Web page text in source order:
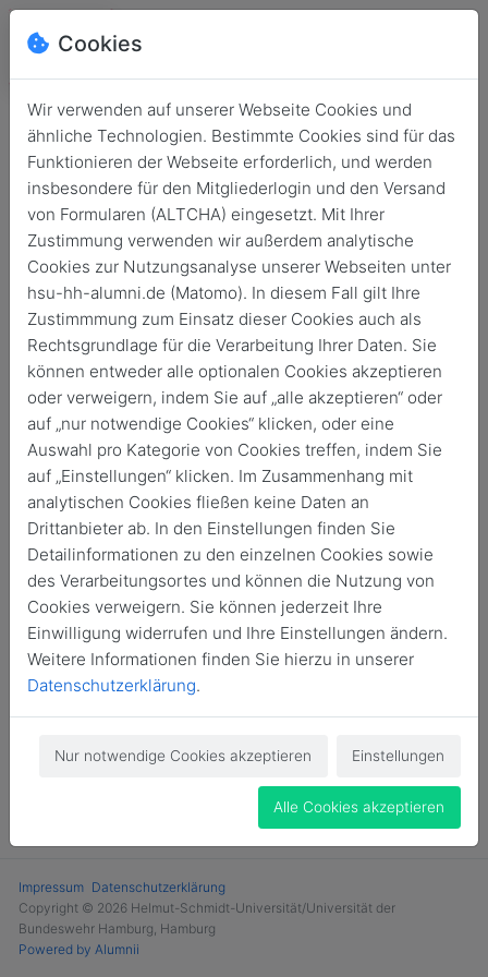
Login
Keine Zugangsdaten?
Login
Jetzt Mitglied werden
Impressum Datenschutzerklärung
Copyright © 2026 Helmut-Schmidt-Universität/Universität der
Bundeswehr Hamburg, Hamburg
Powered by Alumnii
Cookies
Wir verwenden auf unserer Webseite Cookies und
ähnliche Technologien. Bestimmte Cookies sind für das
Funktionieren der Webseite erforderlich, und werden
insbesondere für den Mitgliederlogin und den Versand
von Formularen (ALTCHA) eingesetzt. Mit Ihrer
Zustimmung verwenden wir außerdem analytische
Cookies zur Nutzungsanalyse unserer Webseiten unter
hsu-hh-alumni.de (Matomo). In diesem Fall gilt Ihre
Zustimmmung zum Einsatz dieser Cookies auch als
Rechtsgrundlage für die Verarbeitung Ihrer Daten. Sie
können entweder alle optionalen Cookies akzeptieren
oder verweigern, indem Sie auf „alle akzeptieren“ oder
auf „nur notwendige Cookies“ klicken, oder eine
Auswahl pro Kategorie von Cookies treffen, indem Sie
auf „Einstellungen“ klicken. Im Zusammenhang mit
analytischen Cookies fließen keine Daten an
Drittanbieter ab. In den Einstellungen finden Sie
Detailinformationen zu den einzelnen Cookies sowie
des Verarbeitungsortes und können die Nutzung von
Cookies verweigern. Sie können jederzeit Ihre
Einwilligung widerrufen und Ihre Einstellungen ändern.
Weitere Informationen finden Sie hierzu in unserer
Datenschutzerklärung.
Nur notwendige Cookies akzeptieren Einstellungen
Alle Cookies akzeptieren